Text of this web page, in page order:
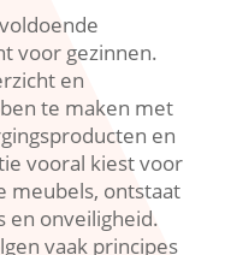
voor gezinnen.​
en
te maken met
en
vooral kiest voor
meubels, ontstaat
en onveiligheid.​
vaak principes